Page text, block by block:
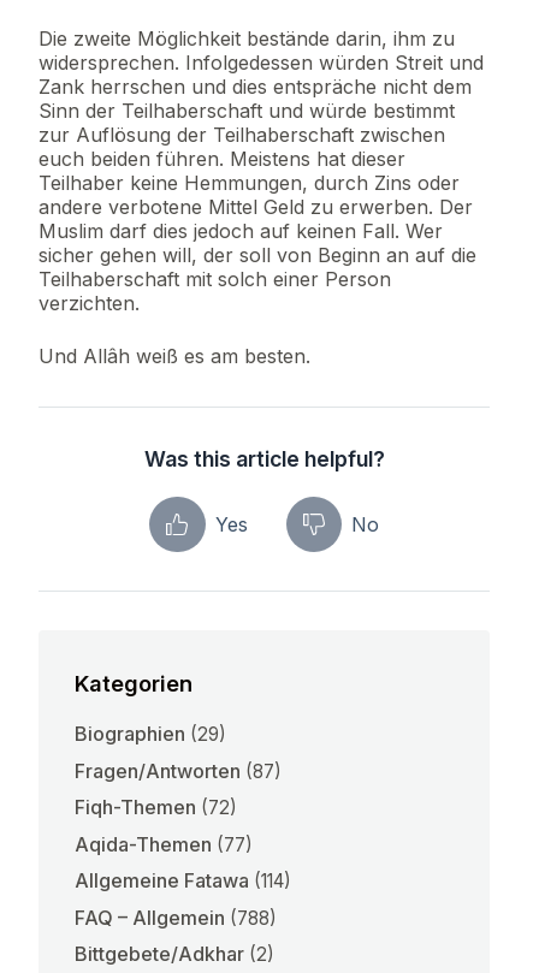
Die zweite Möglichkeit bestände darin, ihm zu
widersprechen. Infolgedessen würden Streit und
Zank herrschen und dies entspräche nicht dem
Sinn der Teilhaberschaft und würde bestimmt
zur Auflösung der Teilhaberschaft zwischen
euch beiden führen. Meistens hat dieser
Teilhaber keine Hemmungen, durch Zins oder
andere verbotene Mittel Geld zu erwerben. Der
Muslim darf dies jedoch auf keinen Fall. Wer
sicher gehen will, der soll von Beginn an auf die
Teilhaberschaft mit solch einer Person
verzichten.
Und Allâh weiß es am besten.
Was this article helpful?
Yes No
Kategorien
Biographien (29)
Fragen/Antworten (87)
Fiqh-Themen (72)
Aqida-Themen (77)
Allgemeine Fatawa (114)
FAQ – Allgemein (788)
Bittgebete/Adkhar (2)